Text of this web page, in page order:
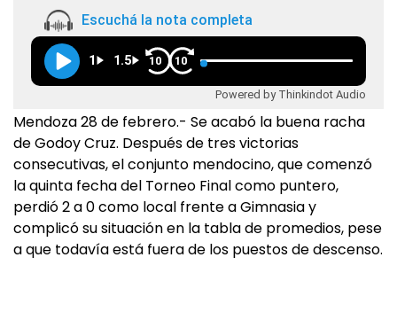
Escuchá la nota completa
1 1.5 10 10
Powered by Thinkindot Audio
Mendoza 28 de febrero.- Se acabó la buena racha
de Godoy Cruz. Después de tres victorias
consecutivas, el conjunto mendocino, que comenzó
la quinta fecha del Torneo Final como puntero,
perdió 2 a 0 como local frente a Gimnasia y
complicó su situación en la tabla de promedios, pese
a que todavía está fuera de los puestos de descenso.